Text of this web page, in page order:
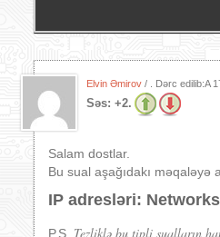
Elvin Əmirov / . Dərc edilib:A
Səs: +2.
Salam dostlar.
Bu sual aşağıdakı məqaləyə
IP adresləri:
P.S. Tezliklə bu tipli sualların